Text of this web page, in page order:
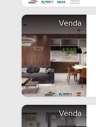
Venda
Venda